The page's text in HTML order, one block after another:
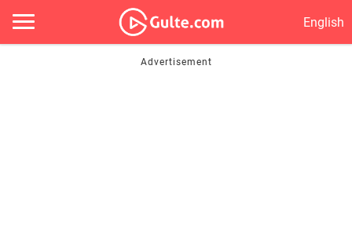
English